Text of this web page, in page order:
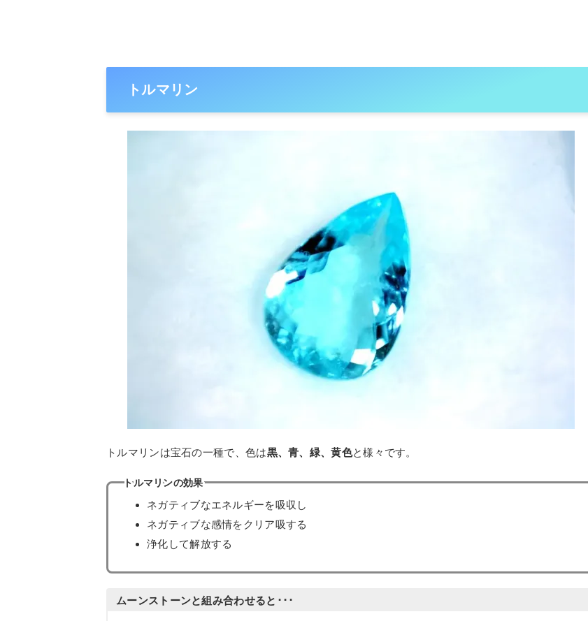
トルマリン
トルマリンは宝石の一種で、色は黒、青、緑、黄色と様々です。
トルマリンの効果
ネガティブなエネルギーを吸収し
ネガティブな感情をクリア吸する
浄化して解放する
ムーンストーンと組み合わせると･･･